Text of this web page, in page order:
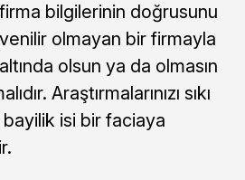
bilgilerinin doğrusunu
olmayan bir firmayla
olsun ya da olmasın
Araştırmalarınızı sıkı
bayilik isi bir faciaya